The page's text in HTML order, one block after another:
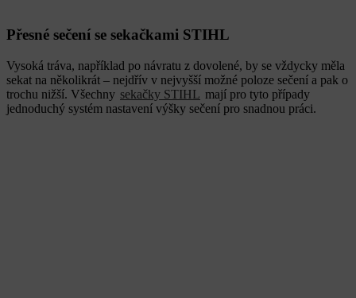
Přesné sečení se sekačkami STIHL
Vysoká tráva, například po návratu z dovolené, by se vždycky měla
sekat na několikrát – nejdřív v nejvyšší možné poloze sečení a pak o
trochu nižší. Všechny sekačky STIHL mají pro tyto případy
jednoduchý systém nastavení výšky sečení pro snadnou práci.